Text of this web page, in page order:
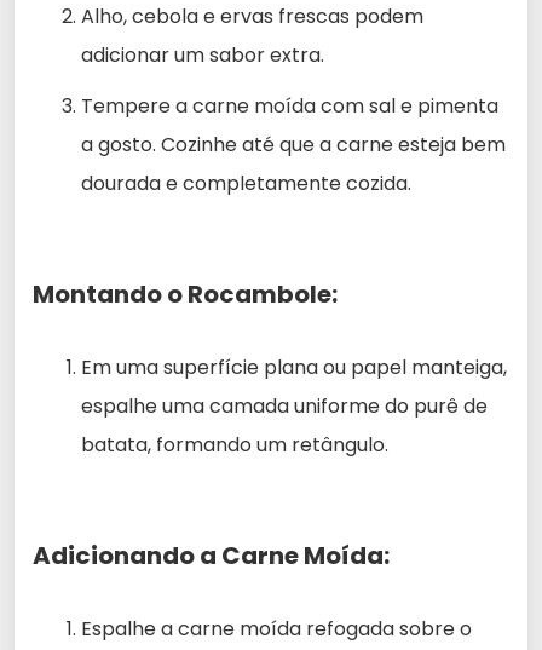
Alho, cebola e ervas frescas podem
adicionar um sabor extra.
Tempere a carne moída com sal e pimenta
a gosto. Cozinhe até que a carne esteja bem
dourada e completamente cozida.
Montando o Rocambole:
Em uma superfície plana ou papel manteiga,
espalhe uma camada uniforme do purê de
batata, formando um retângulo.
Adicionando a Carne Moída:
Espalhe a carne moída refogada sobre o